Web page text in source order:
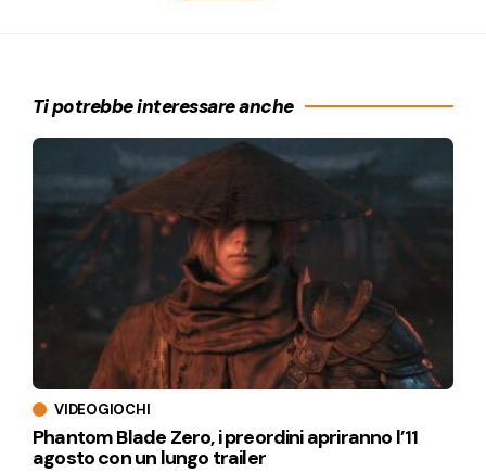
Ti potrebbe interessare anche
VIDEOGIOCHI
Phantom Blade Zero, i preordini apriranno l’11
agosto con un lungo trailer